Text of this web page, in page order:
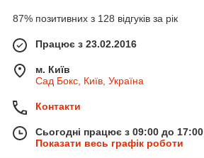
87% позитивних з 128 відгуків за рік
Працює з 23.02.2016
м. Київ
Сад Бокс, Київ, Україна
Контакти
Сьогодні працює з 09:00 до 17:00
Показати весь графік роботи